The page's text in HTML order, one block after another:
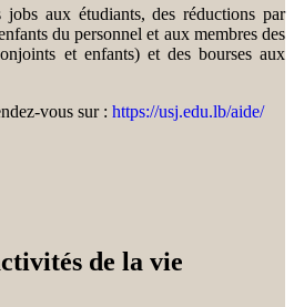
jobs aux étudiants, des réductions par
du personnel et aux membres des
et enfants) et des bourses aux
vous sur : https://usj.edu.lb/aide/
de la vie